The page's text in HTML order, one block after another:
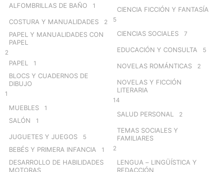
ALFOMBRILLAS DE BAÑO 1
COSTURA Y MANUALIDADES 2
PAPEL Y MANUALIDADES CON
PAPEL
2
PAPEL 1
BLOCS Y CUADERNOS DE
DIBUJO
1
MUEBLES 1
SALÓN 1
JUGUETES Y JUEGOS 5
BEBÉS Y PRIMERA INFANCIA 1
DESARROLLO DE HABILIDADES
MOTORAS
CIENCIA FICCIÓN Y FANTASÍA
5
CIENCIAS SOCIALES 7
EDUCACIÓN Y CONSULTA 5
NOVELAS ROMÁNTICAS 2
NOVELAS Y FICCIÓN
LITERARIA
14
SALUD PERSONAL 2
TEMAS SOCIALES Y
FAMILIARES
2
LENGUA – LINGÜÍSTICA Y
REDACCIÓN